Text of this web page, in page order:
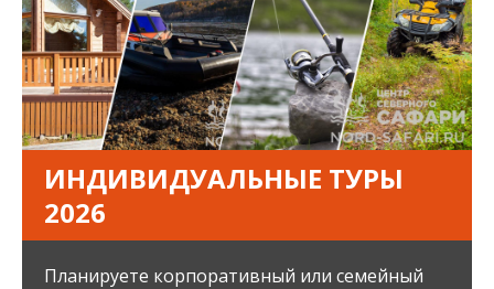
ИНДИВИДУАЛЬНЫЕ ТУРЫ
2026
Планируете корпоративный или семейный